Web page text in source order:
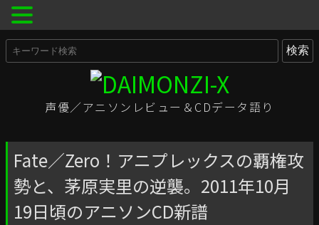
声優／アニソンレビュー＆CDデータ語り
Fate／Zero！アニプレックスの覇権攻
勢と、茅原実里の逆襲。2011年10月
19日頃のアニソンCD新譜